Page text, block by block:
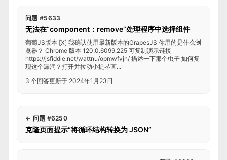
问题 #5633
无法在“component：remove”处理程序中选择组件
葡萄JS版本 [X] 我确认使用最新版本的GrapesJS 你用的是什么浏
览器？ Chrome 版本 120.0.6099.225 可复制演示链接
https://jsfiddle.net/wattnu/opmwfvjn/ 描述一下那个虫子 如何复
现这个漏洞？打开并拉动小提琴画...
3 个回答更新于 2024年1月23日
← 问题 #6250
克隆页面提示“将循环结构转换为 JSON”